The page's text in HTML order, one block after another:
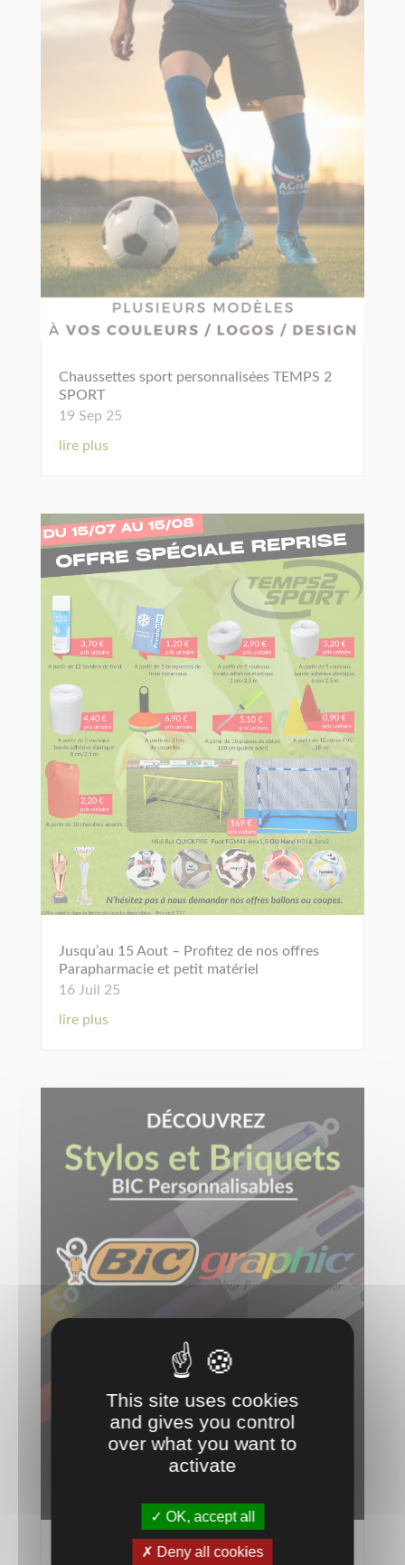
Chaussettes sport personnalisées TEMPS 2
SPORT
19 Sep 25
lire plus
Jusqu’au 15 Aout – Profitez de nos offres
Parapharmacie et petit matériel
16 Juil 25
lire plus
Stylos et briquets BIC personnalisables
This site uses cookies
and gives you control
over what you want to
activate
OK, accept all
Deny all cookies